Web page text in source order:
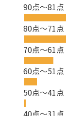
90点～81点
80点～71点
70点～61点
60点～51点
50点～41点
40点～31点